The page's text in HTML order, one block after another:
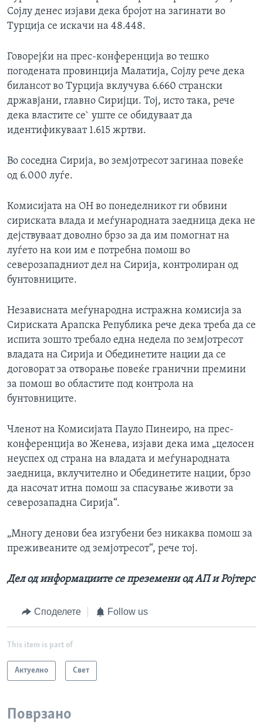
Сојлу денес изјави дека бројот на загинати во
Турција се искачи на 48.448.
Говорејќи на прес-конференција во тешко
погодената провинција Малатија, Сојлу рече дека
билансот во Турција вклучува 6.660 странски
државјани, главно Сиријци. Тој, исто така, рече
дека властите се` уште се обидуваат да
идентификуваат 1.615 жртви.
Во соседна Сирија, во земјотресот загинаа повеќе
од 6.000 луѓе.
Комисијата на ОН во понеделникот ги обвини
сириската влада и меѓународната заедница дека не
дејствуваат доволно брзо за да им помогнат на
луѓето на кои им е потребна помош во
северозападниот дел на Сирија, контролиран од
бунтовниците.
Независната меѓународна истражна комисија за
Сириската Арапска Република рече дека треба да се
испита зошто требало една недела по земјотресот
владата на Сирија и Обединетите нации да се
договорат за отворање повеќе гранични премини
за помош во областите под контрола на
бунтовниците.
Членот на Комисијата Пауло Пинеиро, на прес-
конференција во Женева, изјави дека има „целосен
неуспех од страна на владата и меѓународната
заедница, вклучително и Обединетите нации, брзо
да насочат итна помош за спасување животи за
северозападна Сирија“.
„Многу денови беа изгубени без никаква помош за
преживеаните од земјотресот“, рече тој.
Дел од информациите се преземени од АП и Ројтерс
Споделете Follow us
This item is part of
Актуелно Свет
Поврзано